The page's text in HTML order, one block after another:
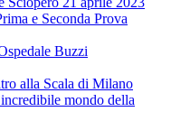
e Seconda Prova
Buzzi
alla Scala di Milano
mondo della